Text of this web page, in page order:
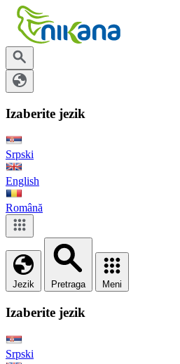
Izaberite jezik
Srpski
English
Română
Jezik Pretraga Meni
Izaberite jezik
Srpski